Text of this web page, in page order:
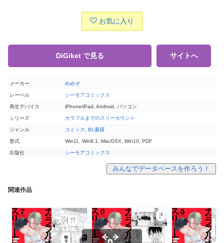
お気に入り
DiGiket で見る サイトへ
メーカー めめぞ
レーベル シーモアコミックス
再生デバイス iPhone/iPad, Android, パソコン
シリーズ カラフルまでのスリーカウント
ジャンル コミック , BL書籍
形式 Win11, Win8.1, MacOSX, Win10, PDF
出版社 シーモアコミックス
みんなでデータベースを作ろう！
関連作品